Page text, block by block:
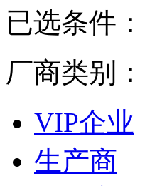
已选条件：
厂商类别：
VIP企业
生产商